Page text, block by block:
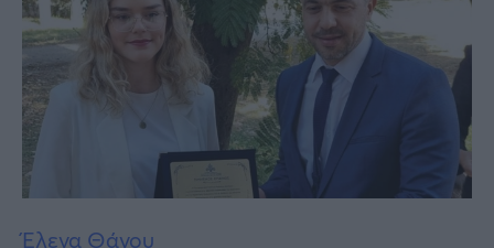
Έλενα Θάνου